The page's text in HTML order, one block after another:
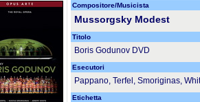
Compositore/Musicista
Mussorgsky Modest
Titolo
Boris Godunov DVD
Esecutori
Pappano, Terfel, Smoriginas,
Etichetta